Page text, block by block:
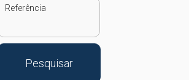
Referência
Pesquisar